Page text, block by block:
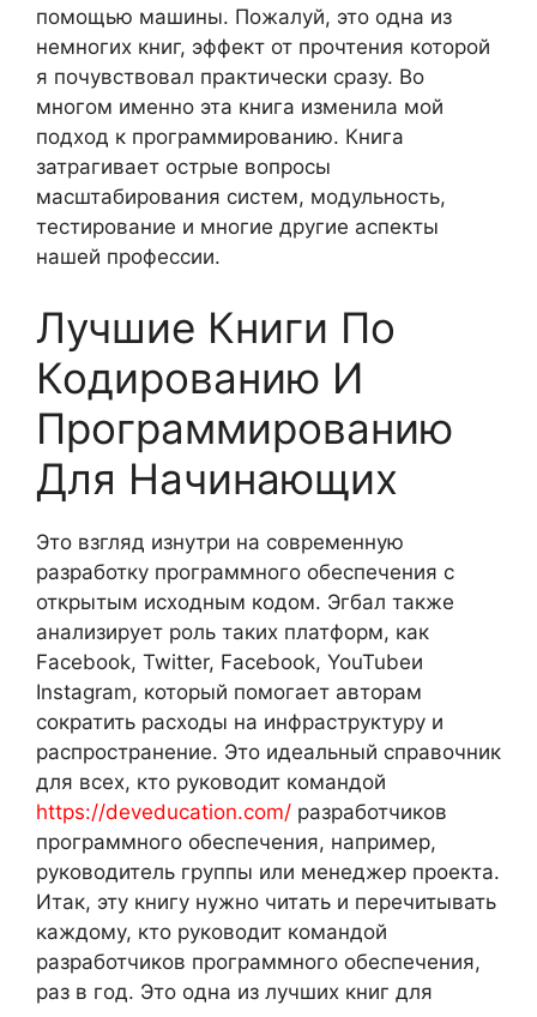
помощью машины. Пожалуй, это одна из
немногих книг, эффект от прочтения которой
я почувствовал практически сразу. Во
многом именно эта книга изменила мой
подход к программированию. Книга
затрагивает острые вопросы
масштабирования систем, модульность,
тестирование и многие другие аспекты
нашей профессии.
Лучшие Книги По
Кодированию И
Программированию
Для Начинающих
Это взгляд изнутри на современную
разработку программного обеспечения с
открытым исходным кодом. Эгбал также
анализирует роль таких платформ, как
Facebook, Twitter, Facebook, YouTubeи
Instagram, который помогает авторам
сократить расходы на инфраструктуру и
распространение. Это идеальный справочник
для всех, кто руководит командой
https://deveducation.com/ разработчиков
программного обеспечения, например,
руководитель группы или менеджер проекта.
Итак, эту книгу нужно читать и перечитывать
каждому, кто руководит командой
разработчиков программного обеспечения,
раз в год. Это одна из лучших книг для